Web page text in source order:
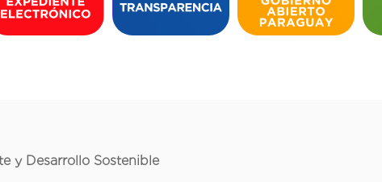
y Desarrollo Sostenible